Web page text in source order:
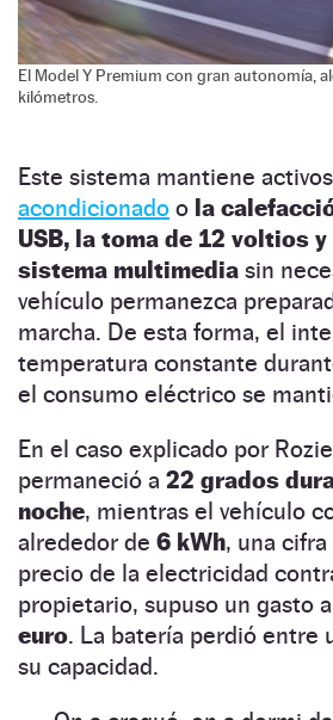
El Model Y Premium con gran autonomía,
kilómetros.
Este sistema mantiene
acondicionado o la
USB, la toma de 12 voltios
sistema multimedia sin
vehículo permanezca
marcha. De esta forma, el
temperatura constante
el consumo eléctrico se
En el caso explicado por
permaneció a 22 grados
noche, mientras el vehículo
alrededor de 6 kWh, una
precio de la electricidad
propietario, supuso un gasto
euro. La batería perdió entre
su capacidad.